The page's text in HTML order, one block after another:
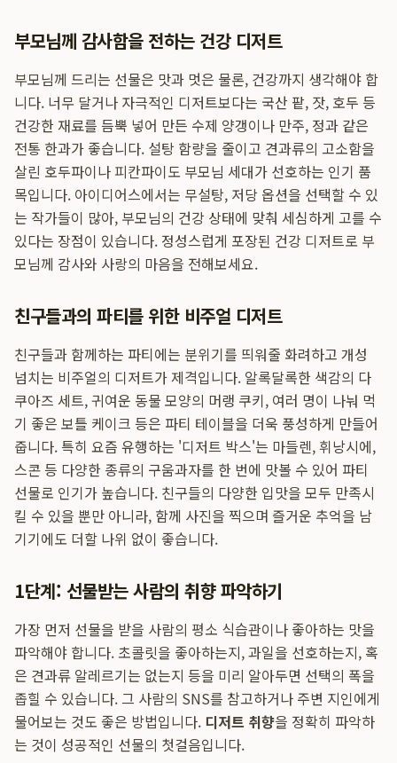
부모님께 감사함을 전하는 건강 디저트
부모님께 드리는 선물은 맛과 멋은 물론, 건강까지 생각해야 합
니다. 너무 달거나 자극적인 디저트보다는 국산 팥, 잣, 호두 등
건강한 재료를 듬뿍 넣어 만든 수제 양갱이나 만주, 정과 같은
전통 한과가 좋습니다. 설탕 함량을 줄이고 견과류의 고소함을
살린 호두파이나 피칸파이도 부모님 세대가 선호하는 인기 품
목입니다. 아이디어스에서는 무설탕, 저당 옵션을 선택할 수 있
는 작가들이 많아, 부모님의 건강 상태에 맞춰 세심하게 고를 수
있다는 장점이 있습니다. 정성스럽게 포장된 건강 디저트로 부
모님께 감사와 사랑의 마음을 전해보세요.
친구들과의 파티를 위한 비주얼 디저트
친구들과 함께하는 파티에는 분위기를 띄워줄 화려하고 개성
넘치는 비주얼의 디저트가 제격입니다. 알록달록한 색감의 다
쿠아즈 세트, 귀여운 동물 모양의 머랭 쿠키, 여러 명이 나눠 먹
기 좋은 보틀 케이크 등은 파티 테이블을 더욱 풍성하게 만들어
줍니다. 특히 요즘 유행하는 '디저트 박스'는 마들렌, 휘낭시에,
스콘 등 다양한 종류의 구움과자를 한 번에 맛볼 수 있어 파티
선물로 인기가 높습니다. 친구들의 다양한 입맛을 모두 만족시
킬 수 있을 뿐만 아니라, 함께 사진을 찍으며 즐거운 추억을 남
기기에도 더할 나위 없이 좋습니다.
1단계: 선물받는 사람의 취향 파악하기
가장 먼저 선물을 받을 사람의 평소 식습관이나 좋아하는 맛을
파악해야 합니다. 초콜릿을 좋아하는지, 과일을 선호하는지, 혹
은 견과류 알레르기는 없는지 등을 미리 알아두면 선택의 폭을
좁힐 수 있습니다. 그 사람의 SNS를 참고하거나 주변 지인에게
물어보는 것도 좋은 방법입니다. 디저트 취향을 정확히 파악하
는 것이 성공적인 선물의 첫걸음입니다.